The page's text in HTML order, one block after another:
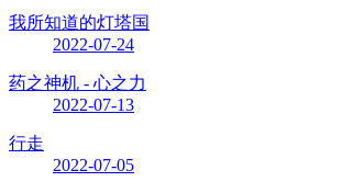
我所知道的灯塔国
2022-07-24
药之神机 - 心之力
2022-07-13
行走
2022-07-05